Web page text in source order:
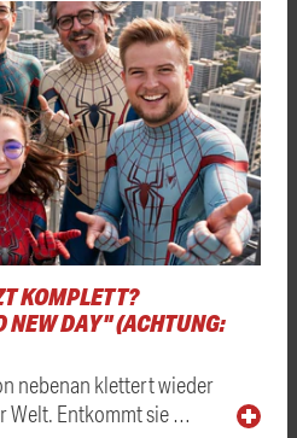
KOMPLETT?
NEW DAY" (ACHTUNG:
nebenan klettert wieder
Welt. Entkommt sie …